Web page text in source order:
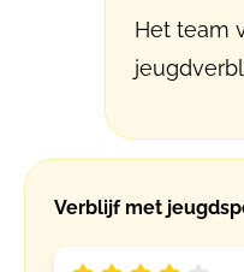
Het team
Verblijf met